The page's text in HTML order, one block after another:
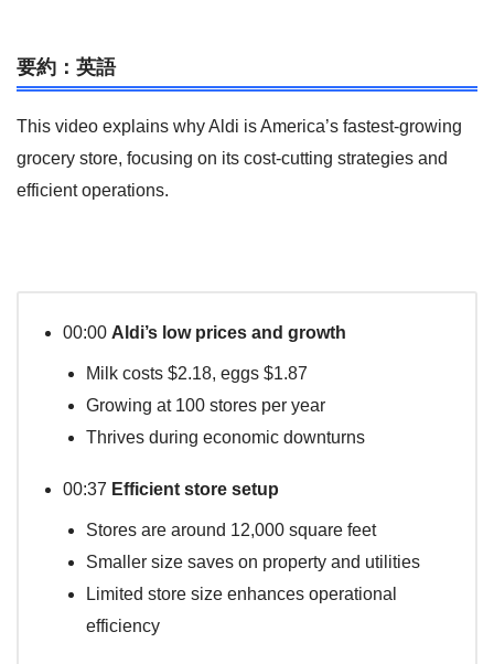
要約：英語
This video explains why Aldi is America’s fastest-growing
grocery store, focusing on its cost-cutting strategies and
efficient operations.
00:00 Aldi’s low prices and growth
Milk costs $2.18, eggs $1.87
Growing at 100 stores per year
Thrives during economic downturns
00:37 Efficient store setup
Stores are around 12,000 square feet
Smaller size saves on property and utilities
Limited store size enhances operational
efficiency